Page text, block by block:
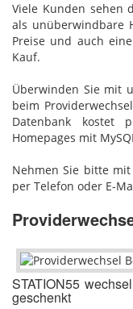
Viele Kunden sehen
als unüberwindbare
Preise und auch
Kauf.
Überwinden Sie mit
beim
Datenbank kostet
Homepages mit
Nehmen Sie bitte
per Telefon oder E-
STATION55
geschenkt